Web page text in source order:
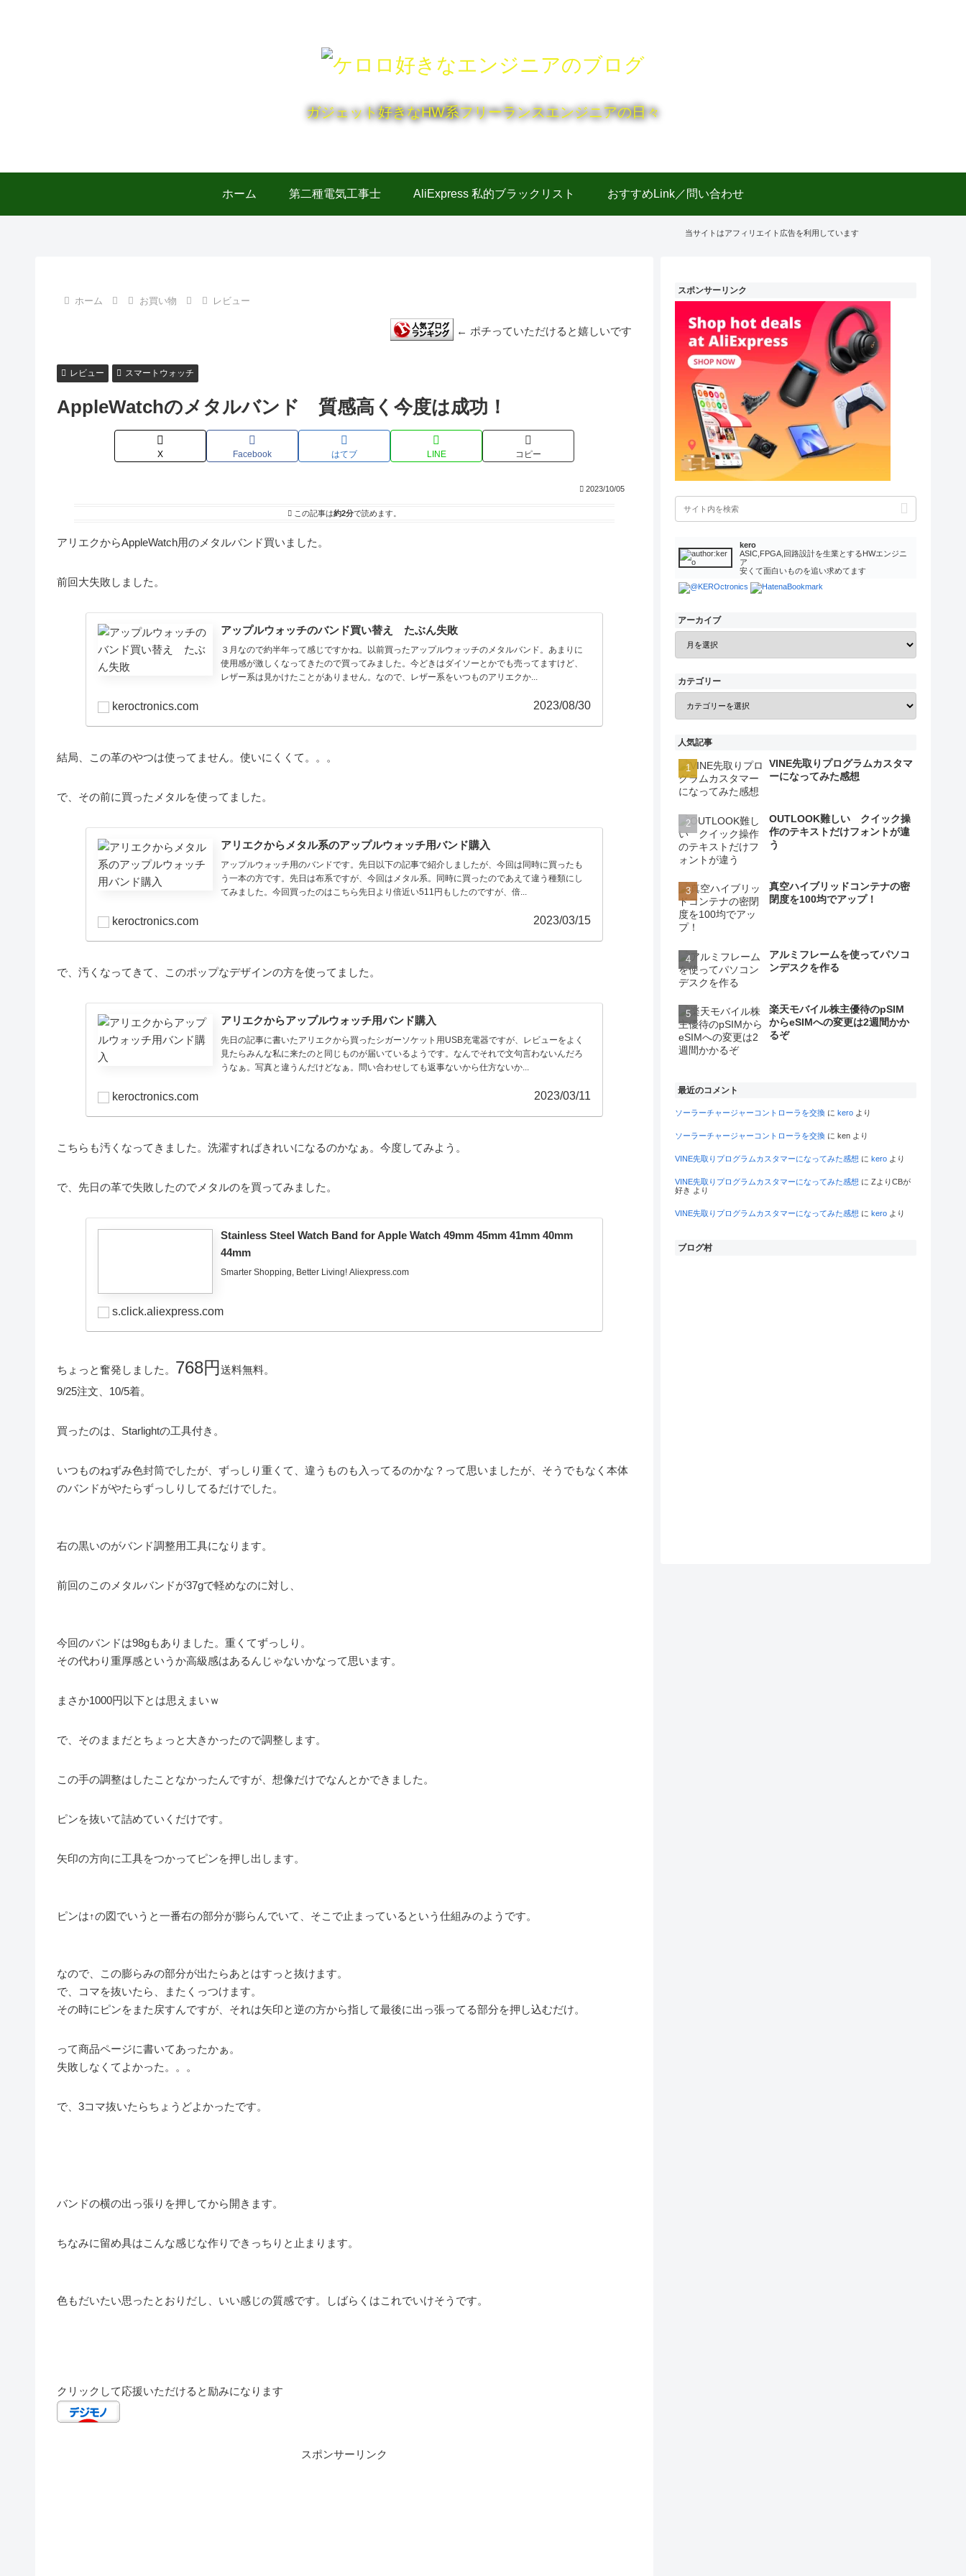
ガジェット好きなHW系フリーランスエンジニアの日々
ホーム 第二種電気工事士 AliExpress 私的ブラックリスト おすすめLink／問い合わせ
当サイトはアフィリエイト広告を利用しています
ホーム お買い物 レビュー
← ポチっていただけると嬉しいです
レビュー スマートウォッチ
AppleWatchのメタルバンド 質感高く今度は成功！
X Facebook はてブ LINE コピー
2023/10/05
この記事は約2分で読めます。
アリエクからAppleWatch用のメタルバンド買いました。
前回大失敗しました。
アップルウォッチのバンド買い替え たぶん失敗
３月なので約半年って感じですかね。以前買ったアップルウォッチのメタルバンド。あまりに
使用感が激しくなってきたので買ってみました。今どきはダイソーとかでも売ってますけど、
レザー系は見かけたことがありません。なので、レザー系をいつものアリエクか...
keroctronics.com 2023/08/30
結局、この革のやつは使ってません。使いにくくて。。。
で、その前に買ったメタルを使ってました。
アリエクからメタル系のアップルウォッチ用バンド購入
アップルウォッチ用のバンドです。先日以下の記事で紹介しましたが、今回は同時に買ったも
う一本の方です。先日は布系ですが、今回はメタル系。同時に買ったのであえて違う種類にし
てみました。今回買ったのはこちら先日より倍近い511円もしたのですが、倍...
keroctronics.com 2023/03/15
で、汚くなってきて、このポップなデザインの方を使ってました。
アリエクからアップルウォッチ用バンド購入
先日の記事に書いたアリエクから買ったシガーソケット用USB充電器ですが、レビューをよく
見たらみんな私に来たのと同じものが届いているようです。なんでそれで文句言わないんだろ
うなぁ。写真と違うんだけどなぁ。問い合わせしても返事ないから仕方ないか...
keroctronics.com 2023/03/11
こちらも汚くなってきました。洗濯すればきれいになるのかなぁ。今度してみよう。
で、先日の革で失敗したのでメタルのを買ってみました。
Stainless Steel Watch Band for Apple Watch 49mm 45mm 41mm 40mm
44mm
Smarter Shopping, Better Living! Aliexpress.com
s.click.aliexpress.com
ちょっと奮発しました。 768円 送料無料。
9/25注文、10/5着。
買ったのは、Starlightの工具付き。
いつものねずみ色封筒でしたが、ずっしり重くて、違うものも入ってるのかな？って思いましたが、そうでもなく本体
のバンドがやたらずっしりしてるだけでした。
右の黒いのがバンド調整用工具になります。
前回のこのメタルバンドが37gで軽めなのに対し、
今回のバンドは98gもありました。重くてずっしり。
その代わり重厚感というか高級感はあるんじゃないかなって思います。
まさか1000円以下とは思えまいｗ
で、そのままだとちょっと大きかったので調整します。
この手の調整はしたことなかったんですが、想像だけでなんとかできました。
ピンを抜いて詰めていくだけです。
矢印の方向に工具をつかってピンを押し出します。
ピンは↑の図でいうと一番右の部分が膨らんでいて、そこで止まっているという仕組みのようです。
なので、この膨らみの部分が出たらあとはすっと抜けます。
で、コマを抜いたら、またくっつけます。
その時にピンをまた戻すんですが、それは矢印と逆の方から指して最後に出っ張ってる部分を押し込むだけ。
って商品ページに書いてあったかぁ。
失敗しなくてよかった。。。
で、3コマ抜いたらちょうどよかったです。
バンドの横の出っ張りを押してから開きます。
ちなみに留め具はこんな感じな作りできっちりと止まります。
色もだいたい思ったとおりだし、いい感じの質感です。しばらくはこれでいけそうです。
クリックして応援いただけると励みになります
スポンサーリンク
スポンサーリンク
kero
ASIC,FPGA,回路設計を生業とするHWエンジニ
ア
安くて面白いものを追い求めてます
アーカイブ
カテゴリー
人気記事
VINE先取りプログラムカスタマ
ーになってみた感想
OUTLOOK難しい クイック操
作のテキストだけフォントが違
う
真空ハイブリッドコンテナの密
閉度を100均でアップ！
アルミフレームを使ってパソコ
ンデスクを作る
楽天モバイル株主優待のpSIM
からeSIMへの変更は2週間かか
るぞ
最近のコメント
ソーラーチャージャーコントローラを交換 に kero より
ソーラーチャージャーコントローラを交換 に ken より
VINE先取りプログラムカスタマーになってみた感想 に kero より
VINE先取りプログラムカスタマーになってみた感想 に ZよりCBが
好き より
VINE先取りプログラムカスタマーになってみた感想 に kero より
ブログ村